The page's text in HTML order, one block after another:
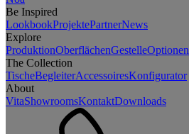
Be Inspired
LookbookProjektePartnerNews
Explore
ProduktionOberflächenGestelleOptionen
The Collection
TischeBegleiterAccessoiresKonfigurator
About
VitaShowroomsKontaktDownloads